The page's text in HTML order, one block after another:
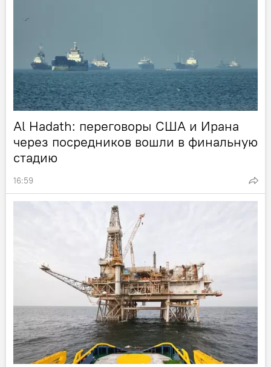
Al Hadath: переговоры США и Ирана
через посредников вошли в финальную
стадию
16:59